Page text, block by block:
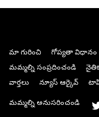
మా గురించి గోప్యతా విధానం
మమ్మల్ని సంప్రదించండి
వార్తలు
న్యూస్ ఆర్కైవ్
మమ్మల్ని అనుసరించండి